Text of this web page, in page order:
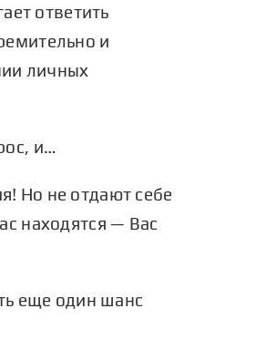
ответить
и
личных
и…
Но не отдают себе
находятся — Вас
еще один шанс